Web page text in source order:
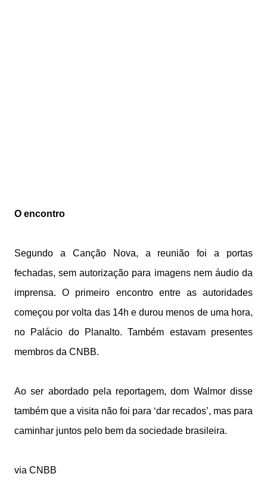
O encontro
Segundo a Canção Nova, a reunião foi a portas
fechadas, sem autorização para imagens nem áudio da
imprensa. O primeiro encontro entre as autoridades
começou por volta das 14h e durou menos de uma hora,
no Palácio do Planalto. Também estavam presentes
membros da CNBB.
Ao ser abordado pela reportagem, dom Walmor disse
também que a visita não foi para ‘dar recados’, mas para
caminhar juntos pelo bem da sociedade brasileira.
via CNBB